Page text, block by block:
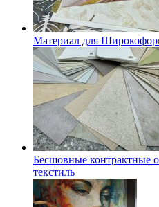
Материал для
Бесшовные контрактные
текстиль